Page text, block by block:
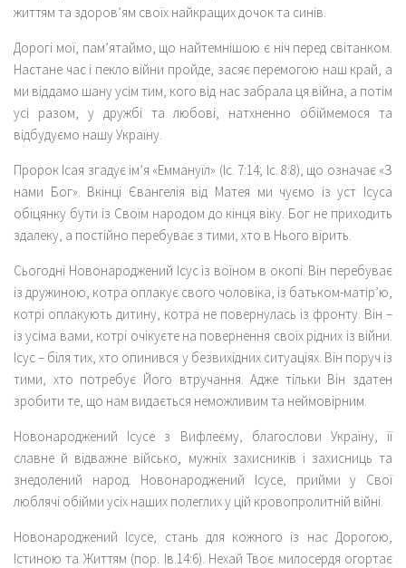
життям та здоров’ям своїх найкращих дочок та синів.
Дорогі мої, пам’ятаймо, що найтемнішою є ніч перед світанком.
Настане час і пекло війни пройде, засяє перемогою наш край, а
ми віддамо шану усім тим, кого від нас забрала ця війна, а потім
усі разом, у дружбі та любові, натхненно обіймемося та
відбудуємо нашу Україну.
Пророк Ісая згадує ім’я «Еммануїл» (Іс. 7:14; Іс. 8:8), що означає «З
нами Бог». Вкінці Євангелія від Матея ми чуємо із уст Ісуса
обіцянку бути із Своїм народом до кінця віку. Бог не приходить
здалеку, а постійно перебуває з тими, хто в Нього вірить.
Сьогодні Новонароджений Ісус із воїном в окопі. Він перебуває
із дружиною, котра оплакує свого чоловіка, із батьком-матір’ю,
котрі оплакують дитину, котра не повернулась із фронту. Він –
із усіма вами, котрі очікуєте на повернення своїх рідних із війни.
Ісус – біля тих, хто опинився у безвихідних ситуаціях. Він поруч із
тими, хто потребує Його втручання. Адже тільки Він здатен
зробити те, що нам видається неможливим та неймовірним.
Новонароджений Ісусе з Вифлеєму, благослови Україну, її
славне й відважне військо, мужніх захисників і захисниць та
знедолений народ. Новонароджений Ісусе, прийми у Свої
люблячі обійми усіх наших полеглих у цій кровопролитній війні.
Новонароджений Ісусе, стань для кожного із нас Дорогою,
Істиною та Життям (пор. Ів.14:6). Нехай Твоє милосердя огортає